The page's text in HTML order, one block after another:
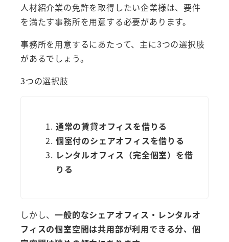
人材紹介業の免許を取得したい企業様は、要件
を満たす事務所を用意する必要があります。
事務所を用意するにあたって、主に3つの選択肢
があるでしょう。
3つの選択肢
通常の賃貸オフィスを借りる
個室付のシェアオフィスを借りる
レンタルオフィス（完全個室）を借
りる
しかし、一般的なシェアオフィス・レンタルオ
フィスの個室空間は共用部が利用できる分、個